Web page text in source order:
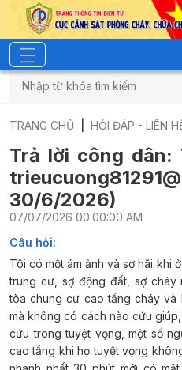
TRANG CHỦ HỎI ĐÁP - LIÊN
Trả lời công dân:
30/6/2026)
07/07/2026 00:00:00 AM
Câu hỏi:
Tôi có một ám ảnh và sợ hãi khi
trung cư, sợ động đất, sợ
tòa chung cư cao tầng cháy và
mà không có cách nào cứu
cứu trong tuyệt vọng, một số
cao tầng khi họ tuyệt vọng